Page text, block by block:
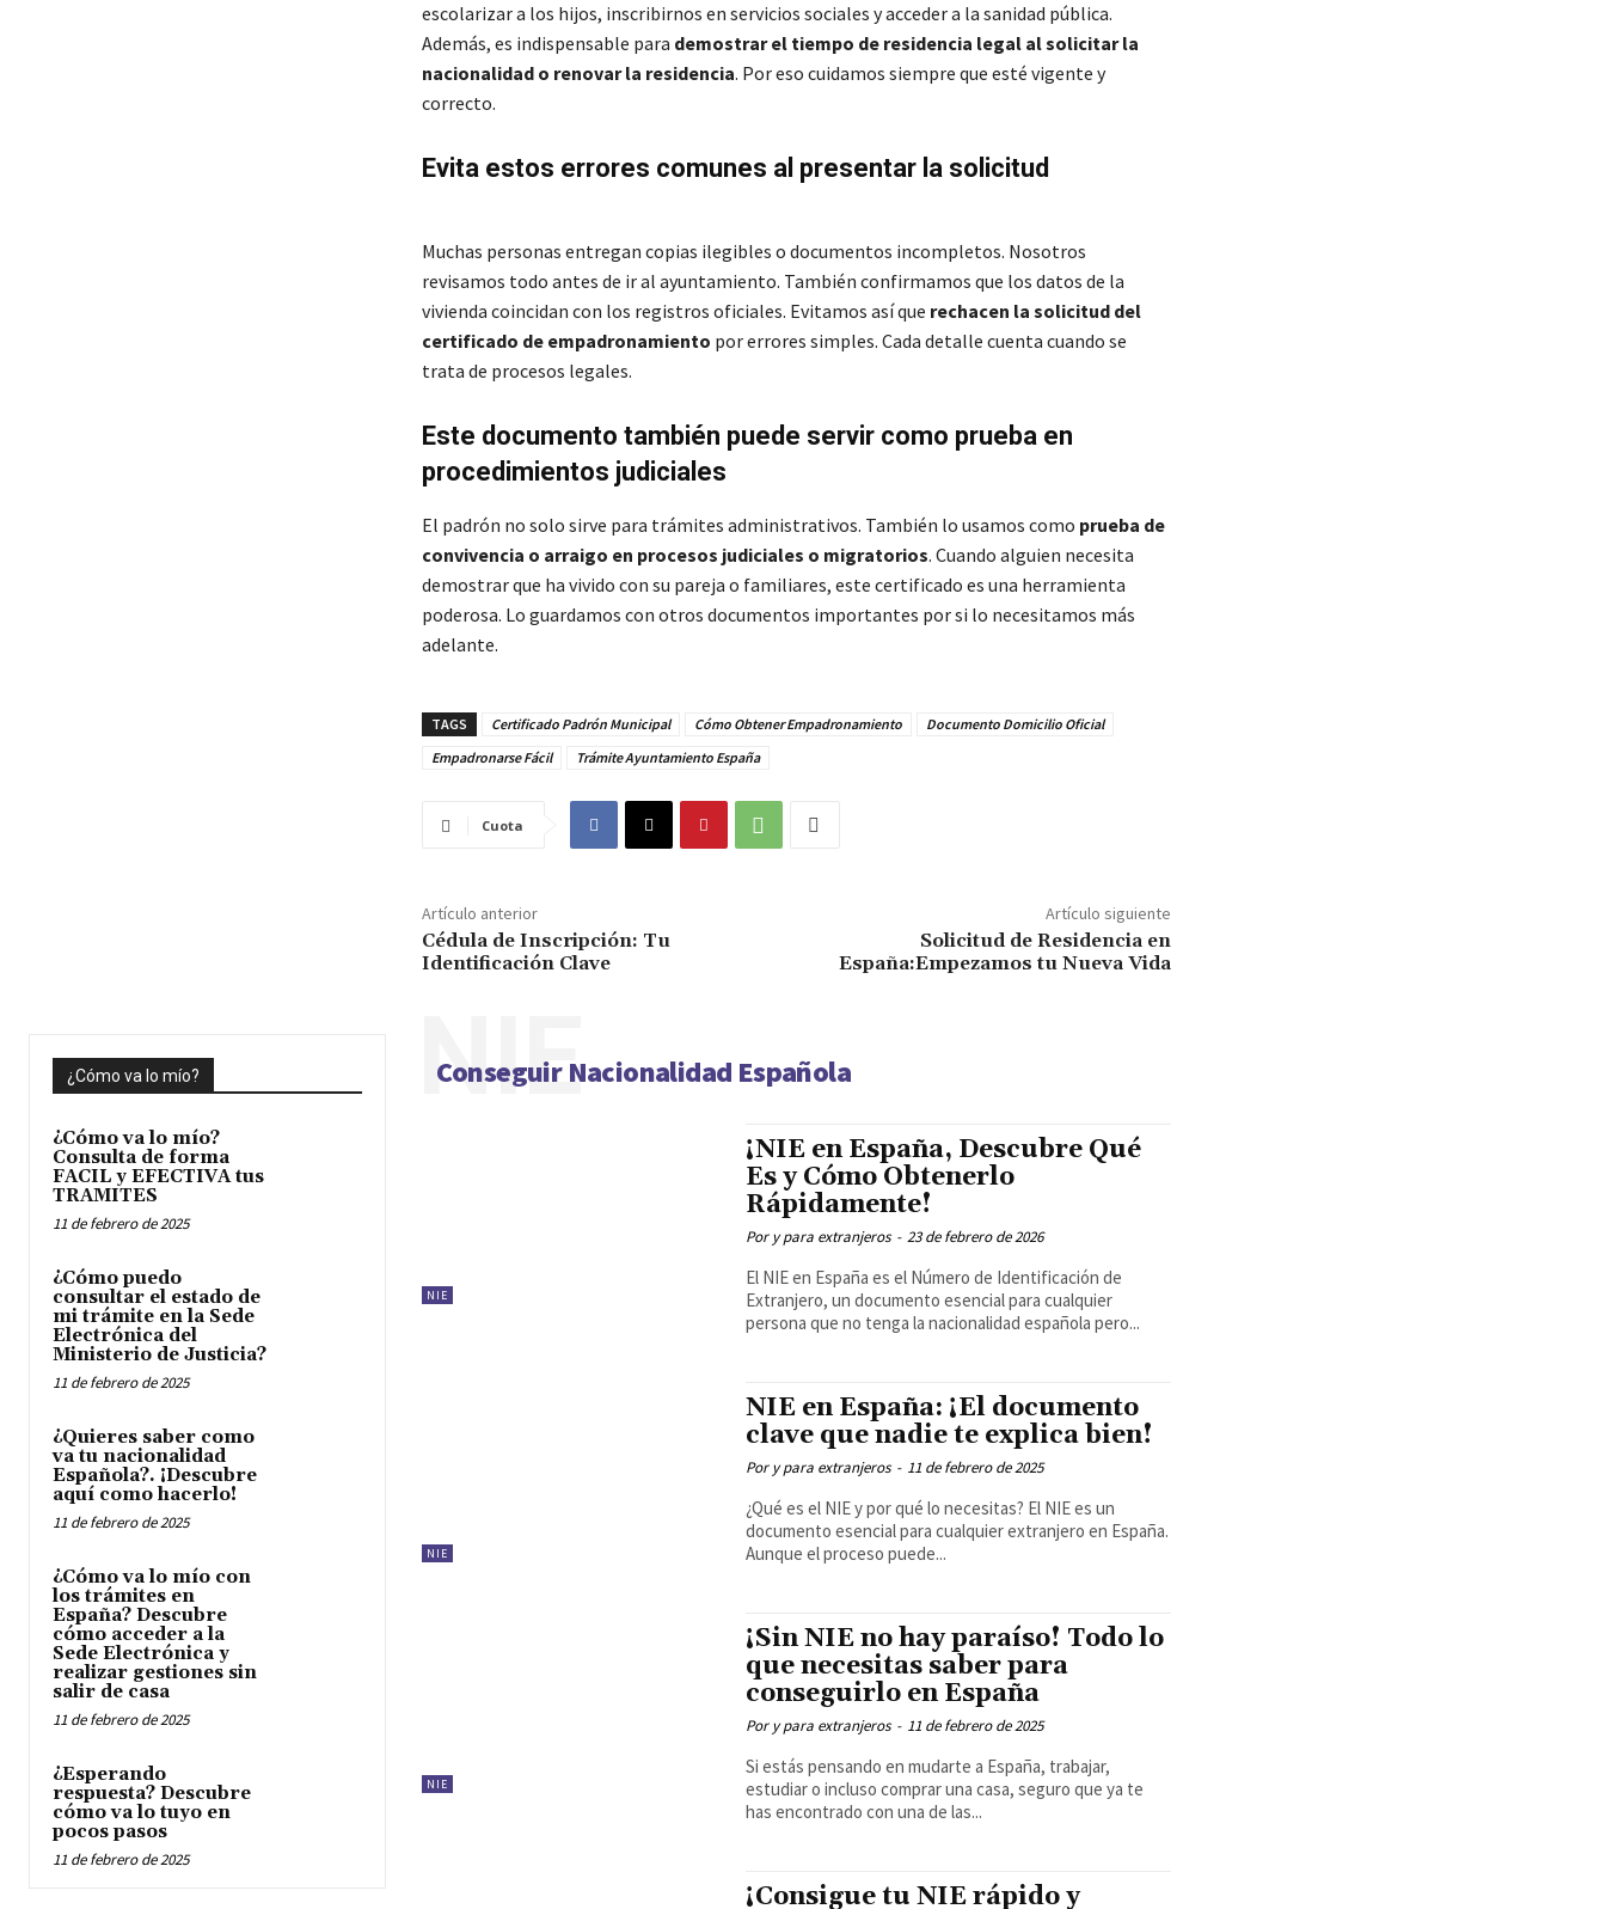
escolarizar a los hijos, inscribirnos en servicios sociales y acceder a la sanidad pública.
Además, es indispensable para demostrar el tiempo de residencia legal al solicitar la
nacionalidad o renovar la residencia. Por eso cuidamos siempre que esté vigente y
correcto.
Evita estos errores comunes al presentar la solicitud
Muchas personas entregan copias ilegibles o documentos incompletos. Nosotros
revisamos todo antes de ir al ayuntamiento. También confirmamos que los datos de la
vivienda coincidan con los registros oficiales. Evitamos así que rechacen la solicitud del
certificado de empadronamiento por errores simples. Cada detalle cuenta cuando se
trata de procesos legales.
Este documento también puede servir como prueba en
procedimientos judiciales
El padrón no solo sirve para trámites administrativos. También lo usamos como prueba de
convivencia o arraigo en procesos judiciales o migratorios. Cuando alguien necesita
demostrar que ha vivido con su pareja o familiares, este certificado es una herramienta
poderosa. Lo guardamos con otros documentos importantes por si lo necesitamos más
adelante.
TAGS Certificado Padrón Municipal Cómo Obtener Empadronamiento
Documento Domicilio Oficial
Empadronarse Fácil
Trámite Ayuntamiento España
Cuota
Artículo anterior
Cédula de Inscripción: Tu
Identificación Clave
Artículo siguiente
Solicitud de Residencia en
España:Empezamos tu Nueva Vida
¿Cómo va lo mío?
¿Cómo va lo mío?
Consulta de forma
FACIL y EFECTIVA tus
TRAMITES
11 de febrero de 2025
¿Cómo puedo
consultar el estado de
mi trámite en la Sede
Electrónica del
Ministerio de Justicia?
11 de febrero de 2025
¿Quieres saber como
va tu nacionalidad
Española?. ¡Descubre
aquí como hacerlo!
11 de febrero de 2025
¿Cómo va lo mío con
los trámites en
España? Descubre
cómo acceder a la
Sede Electrónica y
realizar gestiones sin
salir de casa
11 de febrero de 2025
¿Esperando
respuesta? Descubre
cómo va lo tuyo en
pocos pasos
11 de febrero de 2025
Conseguir Nacionalidad Española
NIE
NIE
¡NIE en España, Descubre Qué
Es y Cómo Obtenerlo
Rápidamente!
Por y para extranjeros - 23 de febrero de 2026
El NIE en España es el Número de Identificación de
Extranjero, un documento esencial para cualquier
persona que no tenga la nacionalidad española pero...
NIE
NIE en España: ¡El documento
clave que nadie te explica bien!
Por y para extranjeros - 11 de febrero de 2025
¿Qué es el NIE y por qué lo necesitas? El NIE es un
documento esencial para cualquier extranjero en España.
Aunque el proceso puede...
NIE
¡Sin NIE no hay paraíso! Todo lo
que necesitas saber para
conseguirlo en España
Por y para extranjeros - 11 de febrero de 2025
Si estás pensando en mudarte a España, trabajar,
estudiar o incluso comprar una casa, seguro que ya te
has encontrado con una de las...
¡Consigue tu NIE rápido y